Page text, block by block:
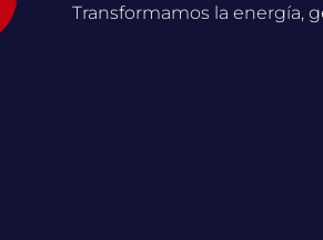
Transformamos la energía,